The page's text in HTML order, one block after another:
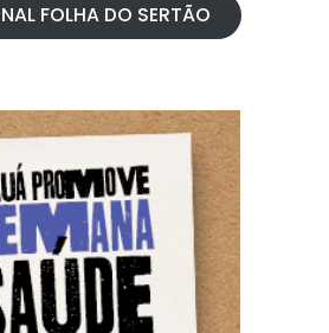
FOLHA DO SERTÃO